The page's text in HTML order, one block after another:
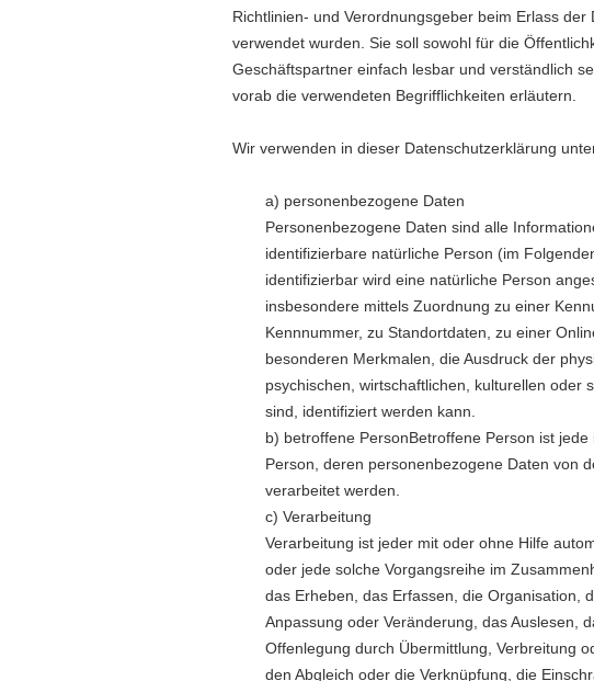
Richtlinien- und Verordnungsgeber beim Erlass
verwendet wurden. Sie soll sowohl für die
Geschäftspartner einfach lesbar und verständlich
vorab die verwendeten Begrifflichkeiten erläutern.
Wir verwenden in dieser Datenschutzerklärung
a) personenbezogene Daten
Personenbezogene Daten sind alle
identifizierbare natürliche Person (im
identifizierbar wird eine natürliche Person
insbesondere mittels Zuordnung zu einer
Kennnummer, zu Standortdaten, zu einer
besonderen Merkmalen, die Ausdruck der
psychischen, wirtschaftlichen, kulturellen oder
sind, identifiziert werden kann.
b) betroffene PersonBetroffene Person ist
Person, deren personenbezogene Daten von
verarbeitet werden.
c) Verarbeitung
Verarbeitung ist jeder mit oder ohne Hilfe
oder jede solche Vorgangsreihe im
das Erheben, das Erfassen, die Organisation,
Anpassung oder Veränderung, das Auslesen,
Offenlegung durch Übermittlung, Verbreitung
den Abgleich oder die Verknüpfung, die